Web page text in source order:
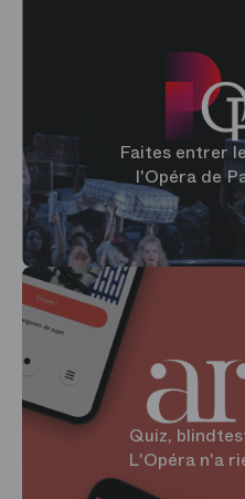
Faites entrer
l'Opéra de
Quiz,
L'Opéra n'a